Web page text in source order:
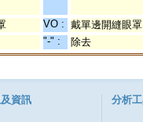
VO : 戴單邊開縫眼罩
"-" : 除去
資訊 分析